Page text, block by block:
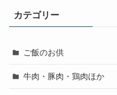
カテゴリー
ご飯のお供
牛肉・豚肉・鶏肉ほか